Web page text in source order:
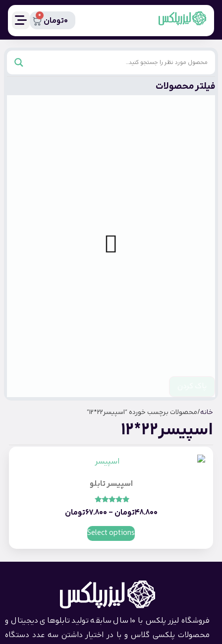
0تومان
0
فیلتر محصولات
خانه/ محصولات برچسب خورده “اسپیسر22*12”
اسپیسر22*12
اسپیسر تابلو
5.00
48.800تومان –
67.800تومان
Select options
فروشگاه لیزر پلکس با 10 سال سابقه تولید تابلوهای دیجیتال و
محصولات پلکسی گلاس و با در اختیار داشتن سه عدد دستگاه